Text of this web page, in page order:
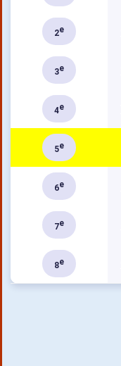
2e
3e
4e
5e
6e
7e
8e